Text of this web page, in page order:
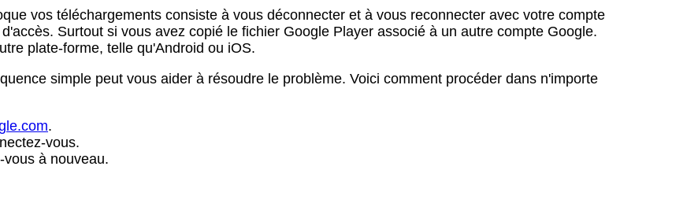
vos téléchargements consiste à vous déconnecter et à vous reconnecter avec votre compte
Surtout si vous avez copié le fichier Google Player associé à un autre compte Google.
plate-forme, telle qu'Android ou iOS.
simple peut vous aider à résoudre le problème. Voici comment procéder dans n'importe
.com.
vous.
à nouveau.